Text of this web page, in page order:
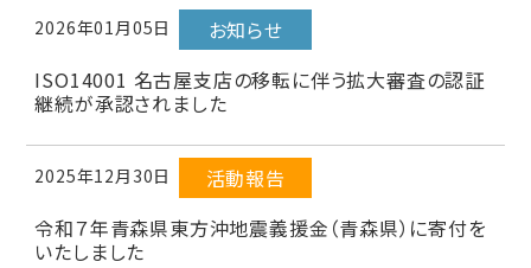
2026年01月05日
お知らせ
ISO14001 名古屋支店の移転に伴う拡大審査の認証
継続が承認されました
2025年12月30日
活動報告
令和７年青森県東方沖地震義援金（青森県）に寄付を
いたしました